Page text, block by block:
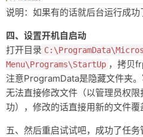
说明：如果有的话就后台运行成功
四、设置开机自启动
打开目录
Menu\Programs\StartUp ，拷贝
注意ProgramData是隐藏文件夹。
无法直接修改文件（以管理员权
功），修改的话直接用新的文件覆
五、然后重启试试吧，成功了任